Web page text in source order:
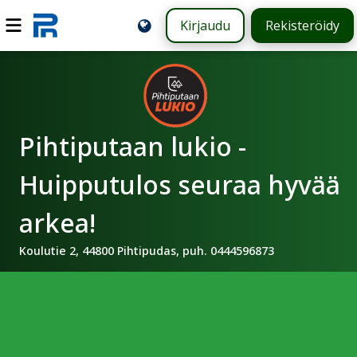
Kirjaudu Rekisteröidy
Pihtiputaan lukio -
Huipputulos seuraa hyvää
arkea!
Koulutie 2, 44800 Pihtipudas, puh. 0444596873